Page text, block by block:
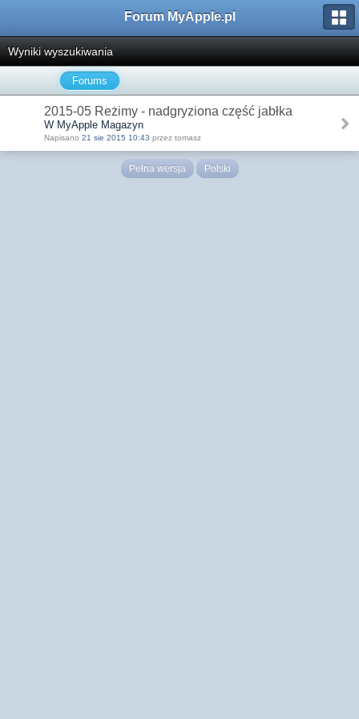
Forum MyApple.pl
Wyniki wyszukiwania
Forums
2015-05 Reżimy - nadgryziona część jabłka
W MyApple Magazyn
Napisano 21 sie 2015 10:43 przez tomasz
Pełna wersja Polski